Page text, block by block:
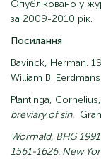
Опубліковано у
за 2009-2010 рік.
Посилання
Bavinck, Herman.
William B.
Plantinga,
breviary of sin.
Wormald, BHG
1561-1626. New